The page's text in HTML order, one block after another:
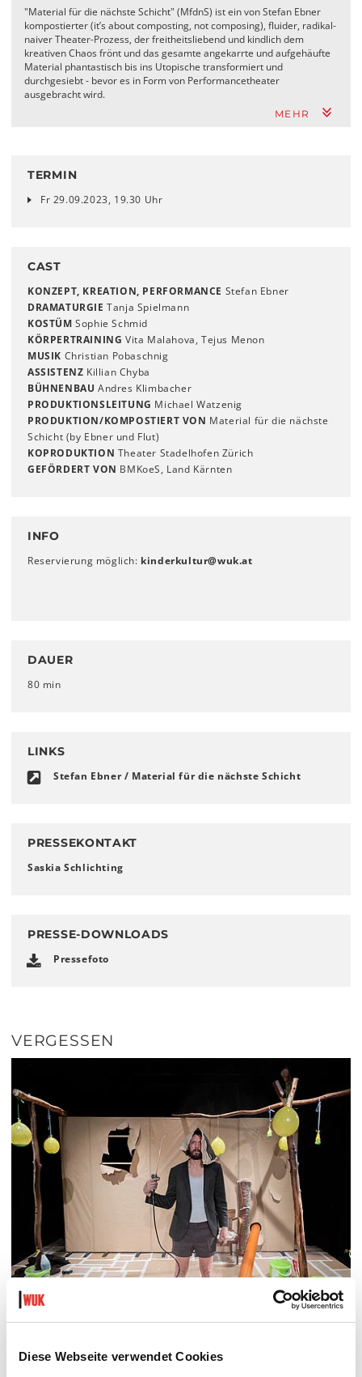
Diese Webseite verwendet Cookies
"Material für die nächste Schicht" (MfdnS) ist ein von Stefan Ebner
kompostierter (it’s about composting, not composing), fluider, radikal-
naiver Theater-Prozess, der freitheitsliebend und kindlich dem
kreativen Chaos frönt und das gesamte angekarrte und aufgehäufte
Material phantastisch bis ins Utopische transformiert und
durchgesiebt - bevor es in Form von Performancetheater
ausgebracht wird.
MEHR
TERMIN
Fr 29.09.2023, 19.30 Uhr
CAST
KONZEPT, KREATION, PERFORMANCE Stefan Ebner
DRAMATURGIE Tanja Spielmann
KOSTÜM Sophie Schmid
KÖRPERTRAINING Vita Malahova, Tejus Menon
MUSIK Christian Pobaschnig
ASSISTENZ Killian Chyba
BÜHNENBAU Andres Klimbacher
PRODUKTIONSLEITUNG Michael Watzenig
PRODUKTION/KOMPOSTIERT VON Material für die nächste
Schicht (by Ebner und Flut)
KOPRODUKTION Theater Stadelhofen Zürich
GEFÖRDERT VON BMKoeS, Land Kärnten
INFO
Reservierung möglich: kinderkultur@wuk.at
DAUER
80 min
LINKS
Stefan Ebner / Material für die nächste Schicht
PRESSEKONTAKT
Saskia Schlichting
PRESSE-DOWNLOADS
Pressefoto
VERGESSEN